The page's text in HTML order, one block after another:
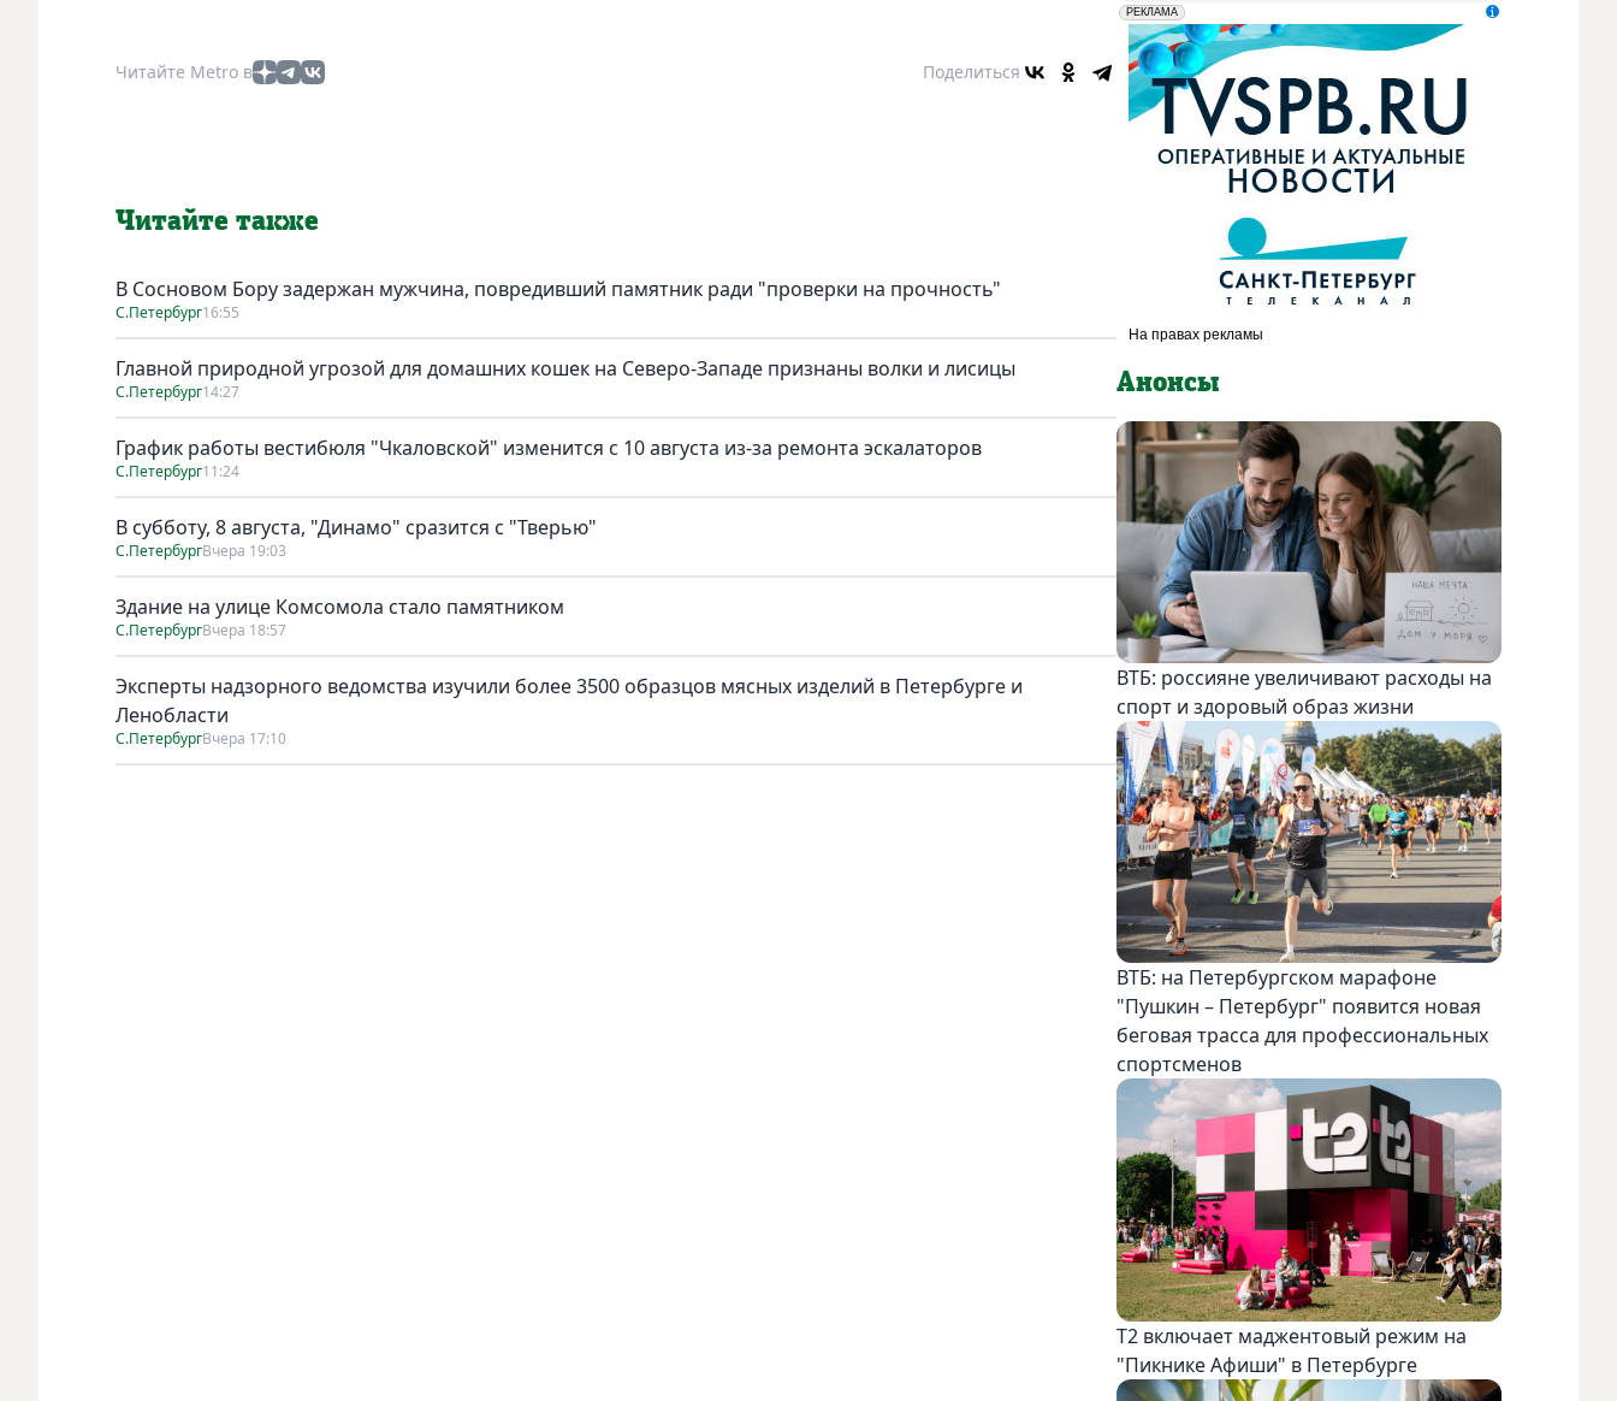
Читайте Metro в Поделиться
Читайте также
В Сосновом Бору задержан мужчина, повредивший памятник ради "проверки на прочность"
С.Петербург16:55
Главной природной угрозой для домашних кошек на Северо-Западе признаны волки и лисицы
С.Петербург14:27
График работы вестибюля "Чкаловской" изменится с 10 августа из-за ремонта эскалаторов
С.Петербург11:24
В субботу, 8 августа, "Динамо" сразится с "Тверью"
С.ПетербургВчера 19:03
Здание на улице Комсомола стало памятником
С.ПетербургВчера 18:57
Эксперты надзорного ведомства изучили более 3500 образцов мясных изделий в Петербурге и
Ленобласти
С.ПетербургВчера 17:10
erid: LdtCK5udn
РЕКЛАМА
АО "ГАТР", ИНН: 7841320717
Анонсы
ВТБ: россияне увеличивают расходы на
спорт и здоровый образ жизни
ВТБ: на Петербургском марафоне
"Пушкин – Петербург" появится новая
беговая трасса для профессиональных
спортсменов
Т2 включает маджентовый режим на
"Пикнике Афиши" в Петербурге